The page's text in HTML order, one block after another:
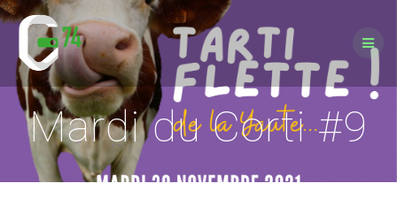
Passer
au
contenu
Mardi du Corti #9